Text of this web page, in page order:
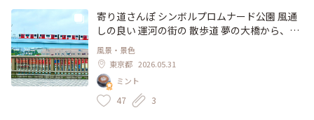
ようで、満席のことが多く、この日は、タイミ
ング良く、待たずに入店出来ました。 #カフェ
#コーヒー #スイーツ #ベイクドケーキ #モンズ
カフェ #MONZCAFE #門前仲町 #深川 #東京 #
ちいさな列車旅
寄り道さんぽ シンボルプロムナード公園 風通
しの良い 運河の街の 散歩道 夢の大橋から、風
景を眺めました。 目の前に広がる 水辺の風景
♡ 埠頭には たくさんの 赤いコンテナ 新都市交
通 ゆりかもめが 通り過ぎて行きます。 よく見
ると、車体のラッピングが 何だか可愛い💕 あ
とで調べたのですが、ゆりかもめ開業30周年
風景・景色
東京都 2026.05.31
ミント
47 3